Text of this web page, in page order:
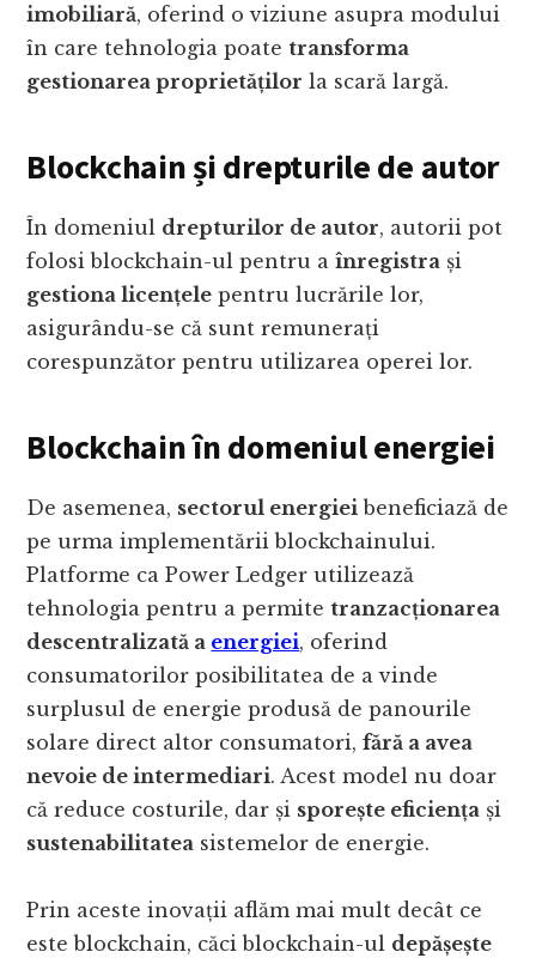
imobiliară, oferind o viziune asupra modului
în care tehnologia poatetransforma
gestionarea proprietăților la scară largă.
Blockchain și drepturile de autor
În domeniul drepturilor de autor, autorii pot
folosi blockchain-ul pentru aînregistra și
gestiona licențele pentru lucrările lor,
asigurându-se că sunt remunerați
corespunzător pentru utilizarea operei lor.
Blockchain în domeniul energiei
De asemenea, sectorul energiei beneficiază de
pe urma implementării blockchainului.
Platforme ca Power Ledger utilizează
tehnologia pentru a permitetranzacționarea
descentralizată a energiei, oferind
consumatorilor posibilitatea de a vinde
surplusul de energie produsă de panourile
solare direct altor consumatori,fără a avea
nevoie de intermediari. Acest model nu doar
că reduce costurile, dar și sporește eficiența și
sustenabilitatea sistemelor de energie.
Prin aceste inovații aflăm mai mult decât ce
este blockchain, căci blockchain-ul depășește